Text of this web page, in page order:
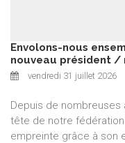
Envolons-nous
nouveau président /
vendredi 31 juillet 2026
Depuis de nombreuses
tête de notre
empreinte grâce à son